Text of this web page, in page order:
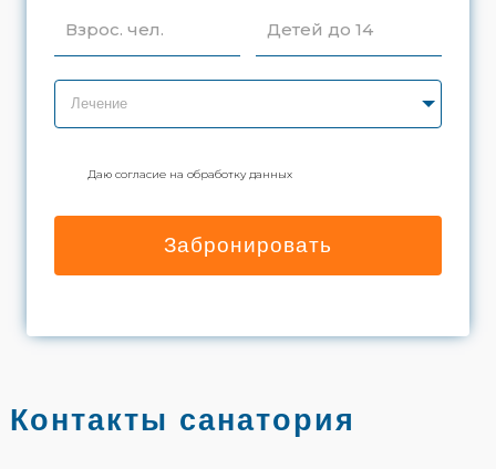
Взрос. чел. Детей до 14
Лечение
Даю согласие на обработку данных
Забронировать
Контакты санатория